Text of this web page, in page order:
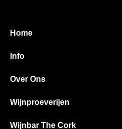
Home
Info
Over Ons
Wijnproeverijen
Wijnbar The Cork